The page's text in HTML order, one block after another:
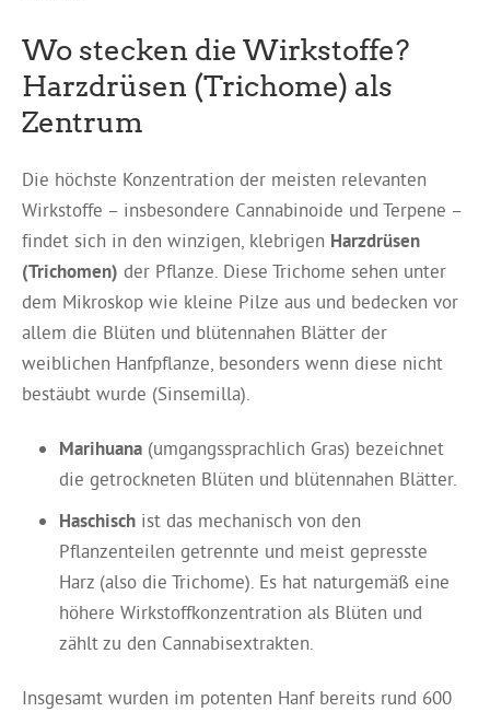
Wo stecken die Wirkstoffe?
Harzdrüsen (Trichome) als
Zentrum
Die höchste Konzentration der meisten relevanten
Wirkstoffe – insbesondere Cannabinoide und Terpene –
findet sich in den winzigen, klebrigen Harzdrüsen
(Trichomen) der Pflanze. Diese Trichome sehen unter
dem Mikroskop wie kleine Pilze aus und bedecken vor
allem die Blüten und blütennahen Blätter der
weiblichen Hanfpflanze, besonders wenn diese nicht
bestäubt wurde (Sinsemilla).
Marihuana (umgangssprachlich Gras) bezeichnet
die getrockneten Blüten und blütennahen Blätter.
Haschisch ist das mechanisch von den
Pflanzenteilen getrennte und meist gepresste
Harz (also die Trichome). Es hat naturgemäß eine
höhere Wirkstoffkonzentration als Blüten und
zählt zu den Cannabisextrakten.
Insgesamt wurden im potenten Hanf bereits rund 600